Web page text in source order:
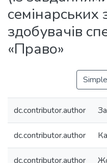
семінарських
здобувачів
«Право»
dc.contributor.author
dc.contributor.author
dc.contributor.author